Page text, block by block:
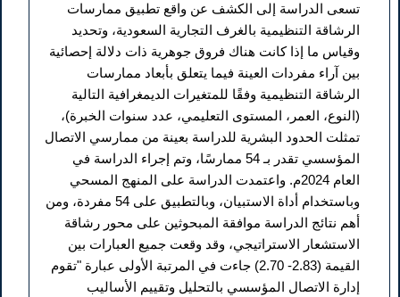
تسعى الدراسة إلى الكشف عن واقع تطبيق ممارسات
الرشاقة التنظيمية بالغرف التجارية السعودية، وتحديد
وقياس ما إذا كانت هناك فروق جوهرية ذات دلالة إحصائية
بين آراء مفردات العينة فيما يتعلق بأبعاد ممارسات
الرشاقة التنظيمية وفقًا للمتغيرات الديمغرافية التالية
(النوع، العمر، المستوى التعليمي، عدد سنوات الخبرة)،
تمثلت الحدود البشرية للدراسة بعينة من ممارسي الاتصال
المؤسسي تقدر بـ 54 ممارسًا، وتم إجراء الدراسة في
العام 2024م. واعتمدت الدراسة على المنهج المسحي
وباستخدام أداة الاستبيان، وبالتطبيق على 54 مفردة، ومن
أهم نتائج الدراسة موافقة المبحوثين على محور رشاقة
الاستشعار الاستراتيجي، وقد وقعت جميع العبارات بين
القيمة (2.83- 2.70) جاءت في المرتبة الأولى عبارة "تقوم
إدارة الاتصال المؤسسي بالتحليل وتقييم الأساليب